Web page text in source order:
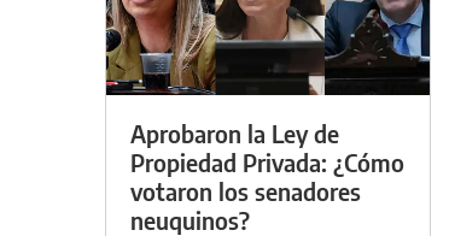
Aprobaron la Ley de
Propiedad Privada: ¿Cómo
votaron los senadores
neuquinos?